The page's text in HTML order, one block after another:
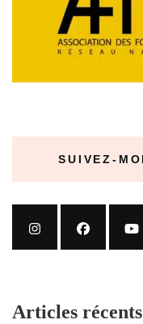
SUIVEZ-
Articles récents